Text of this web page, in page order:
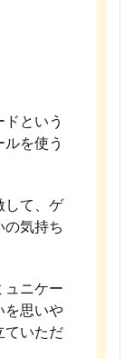
という
を使う
して、ゲ
の気持ち
ュニケー
を思いや
ていただ